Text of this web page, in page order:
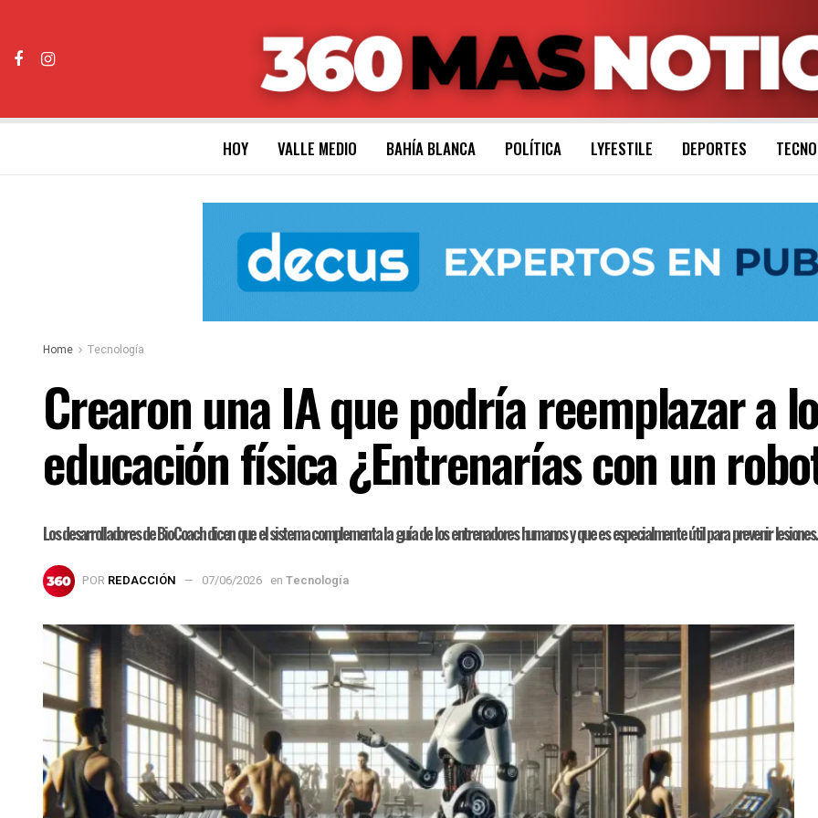
HOY VALLE MEDIO BAHÍA BLANCA POLÍTICA LYFESTILE DEPORTES
Home Tecnología
Crearon una IA que podría reemplazar a
educación física ¿Entrenarías con un
Los desarrolladores de BioCoach dicen que el sistema complementa la guía de los entrenadores humanos y que es especialmente útil para prevenir lesiones.
POR REDACCIÓN 07/06/2026 en Tecnología